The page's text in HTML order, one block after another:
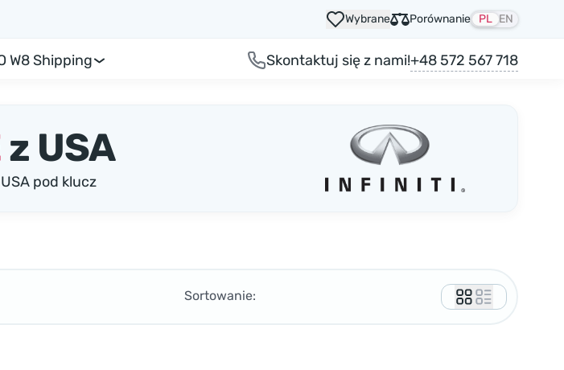
Wybrane Porównanie PL EN
W8 Shipping Skontaktuj się z nami!+48 572 567 718
z USA
pod klucz
Sortowanie: